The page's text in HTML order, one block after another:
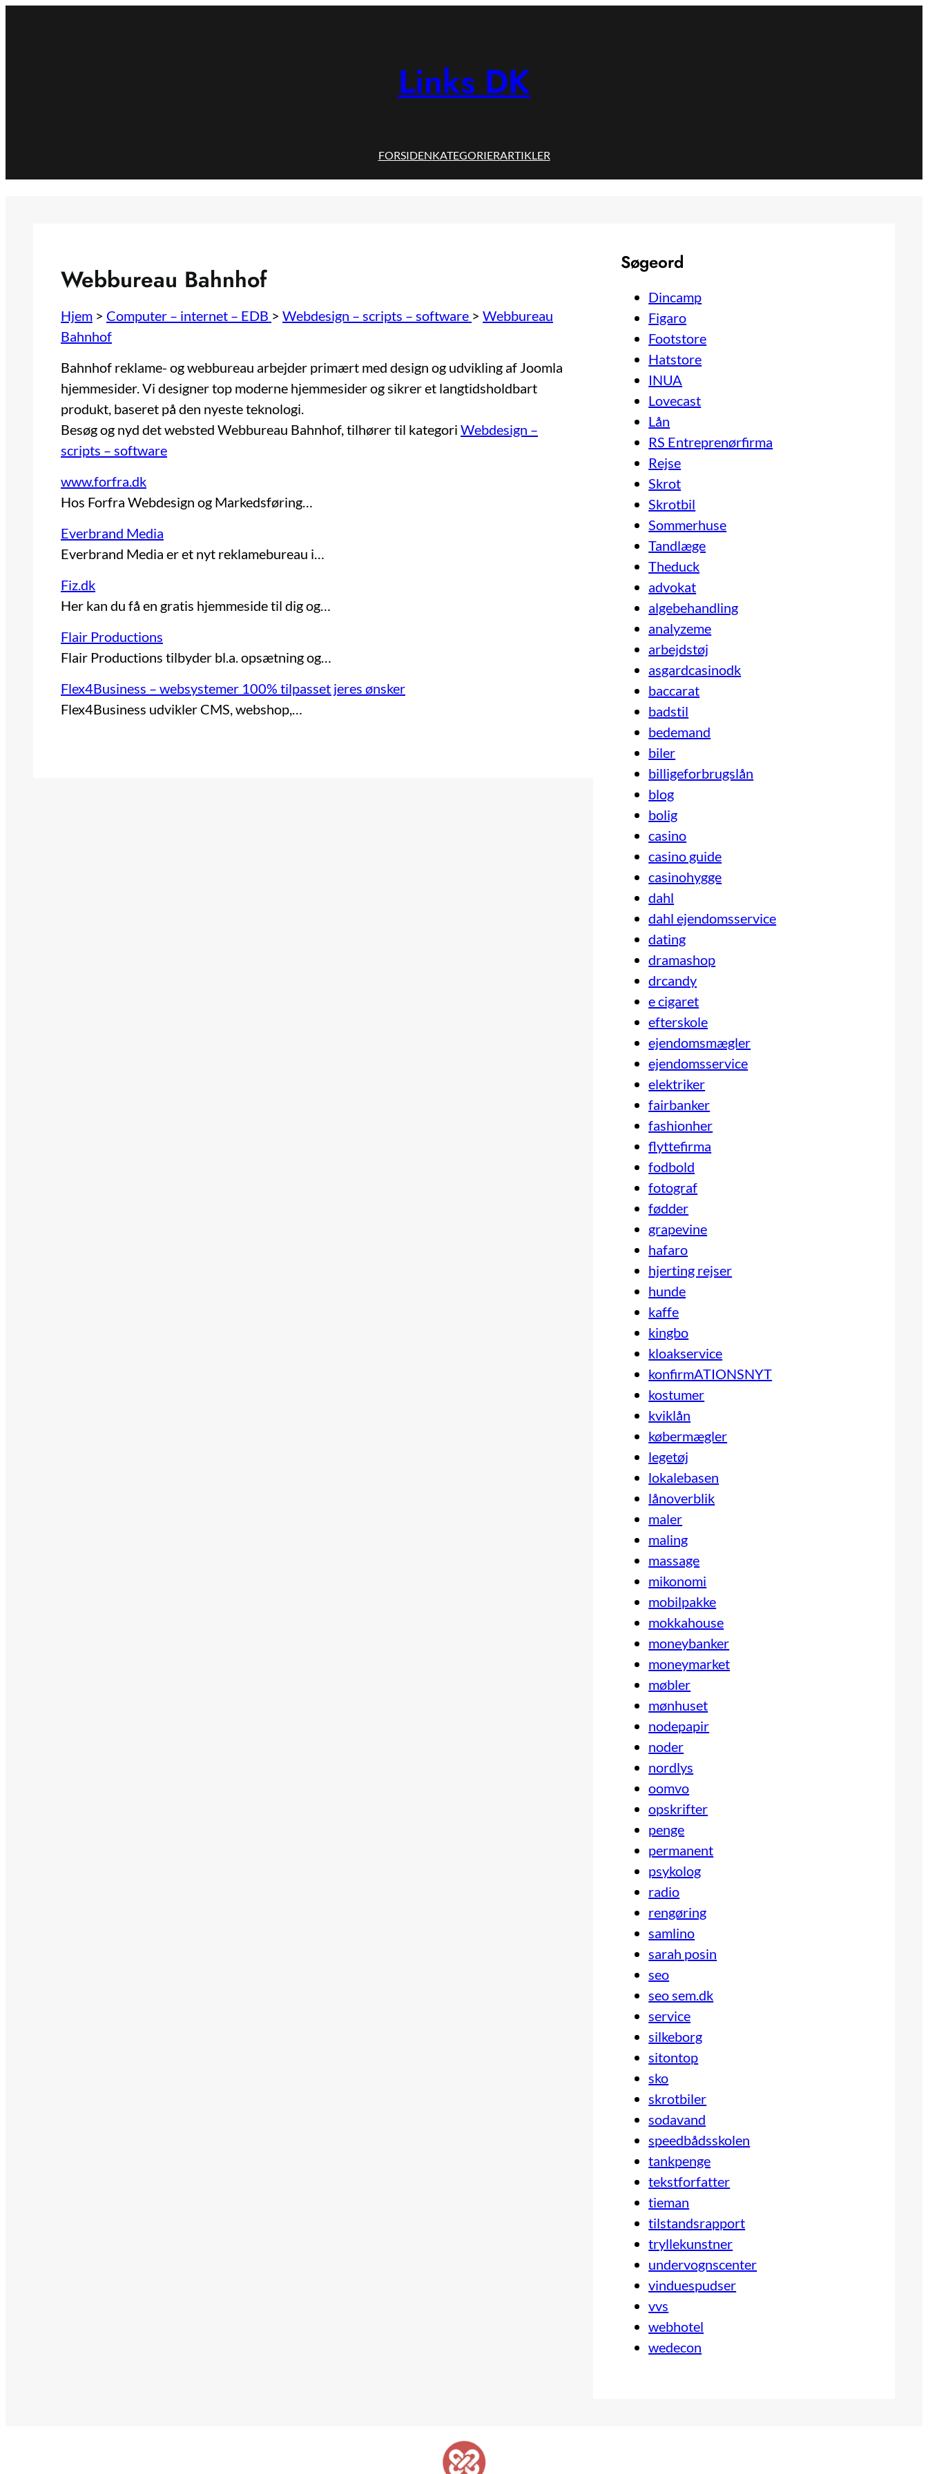
Links DK
FORSIDENKATEGORIERARTIKLER
Webbureau Bahnhof
Hjem > Computer – internet – EDB > Webdesign – scripts – software > Webbureau
Bahnhof
Bahnhof reklame- og webbureau arbejder primært med design og udvikling af Joomla
hjemmesider. Vi designer top moderne hjemmesider og sikrer et langtidsholdbart
produkt, baseret på den nyeste teknologi.
Besøg og nyd det websted Webbureau Bahnhof, tilhører til kategori Webdesign –
scripts – software
www.forfra.dk
Hos Forfra Webdesign og Markedsføring…
Everbrand Media
Everbrand Media er et nyt reklamebureau i…
Fiz.dk
Her kan du få en gratis hjemmeside til dig og…
Flair Productions
Flair Productions tilbyder bl.a. opsætning og…
Flex4Business – websystemer 100% tilpasset jeres ønsker
Flex4Business udvikler CMS, webshop,…
Søgeord
Dincamp
Figaro
Footstore
Hatstore
INUA
Lovecast
Lån
RS Entreprenørfirma
Rejse
Skrot
Skrotbil
Sommerhuse
Tandlæge
Theduck
advokat
algebehandling
analyzeme
arbejdstøj
asgardcasinodk
baccarat
badstil
bedemand
biler
billigeforbrugslån
blog
bolig
casino
casino guide
casinohygge
dahl
dahl ejendomsservice
dating
dramashop
drcandy
e cigaret
efterskole
ejendomsmægler
ejendomsservice
elektriker
fairbanker
fashionher
flyttefirma
fodbold
fotograf
fødder
grapevine
hafaro
hjerting rejser
hunde
kaffe
kingbo
kloakservice
konfirmATIONSNYT
kostumer
kviklån
købermægler
legetøj
lokalebasen
lånoverblik
maler
maling
massage
mikonomi
mobilpakke
mokkahouse
moneybanker
moneymarket
møbler
mønhuset
nodepapir
noder
nordlys
oomvo
opskrifter
penge
permanent
psykolog
radio
rengøring
samlino
sarah posin
seo
seo sem.dk
service
silkeborg
sitontop
sko
skrotbiler
sodavand
speedbådsskolen
tankpenge
tekstforfatter
tieman
tilstandsrapport
tryllekunstner
undervognscenter
vinduespudser
vvs
webhotel
wedecon